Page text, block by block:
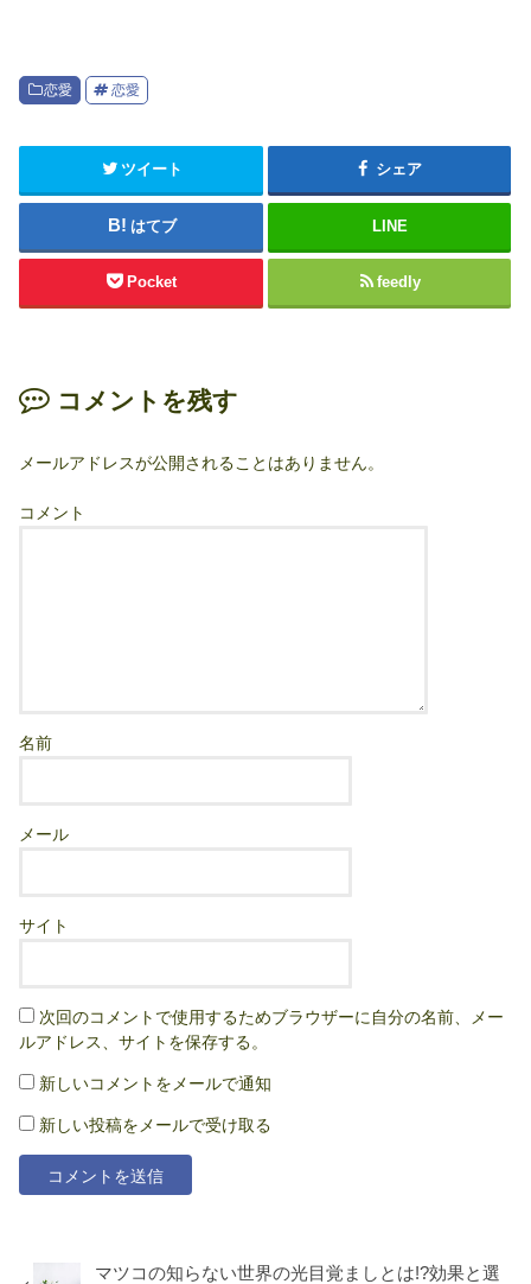
恋愛 恋愛
ツイート シェア
はてブ LINE
Pocket feedly
コメントを残す
メールアドレスが公開されることはありません。
コメント
名前
メール
サイト
次回のコメントで使用するためブラウザーに自分の名前、メー
ルアドレス、サイトを保存する。
新しいコメントをメールで通知
新しい投稿をメールで受け取る
マツコの知らない世界の光目覚ましとは!?効果と選